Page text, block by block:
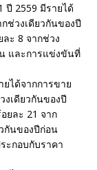
ปี 2559 มีรายได้
ช่วงเดียวกันของปี
ะ 8 จากช่วง
และการแข่งขันที่
ได้จากการขาย
งเดียวกันของปี
ยละ 21 จาก
กันของปีก่อน
ะกอบกับราคา